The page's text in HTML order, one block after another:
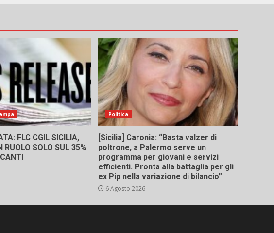
FLC CGIL SICILIA,
RUOLO SOLO SUL 35%
Politica
[Sicilia] Caronia: “Basta valzer di
poltrone, a Palermo serve un
programma per giovani e servizi
efficienti. Pronta alla battaglia per gli
ex Pip nella variazione di bilancio”
6 Agosto 2026